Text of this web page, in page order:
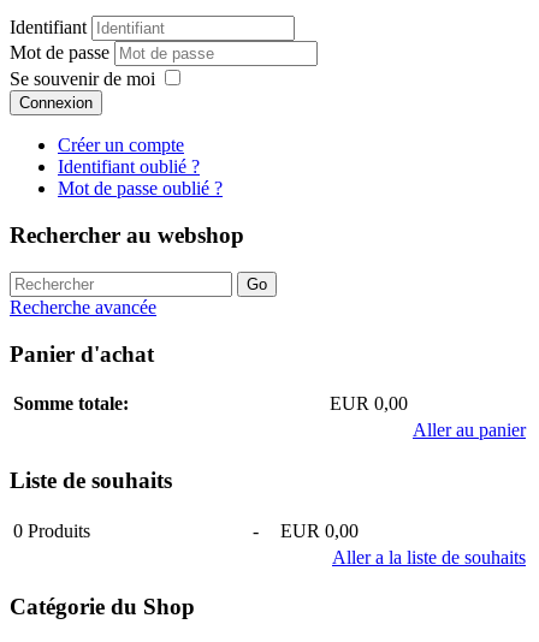
Identifiant
Mot de passe
Se souvenir de moi
Connexion
Créer un compte
Identifiant oublié ?
Mot de passe oublié ?
Rechercher au webshop
Recherche avancée
Panier d'achat
Somme totale:
EUR 0,00
Aller au panier
Liste de souhaits
0 Produits -
EUR 0,00
Aller a la liste de souhaits
Catégorie du Shop